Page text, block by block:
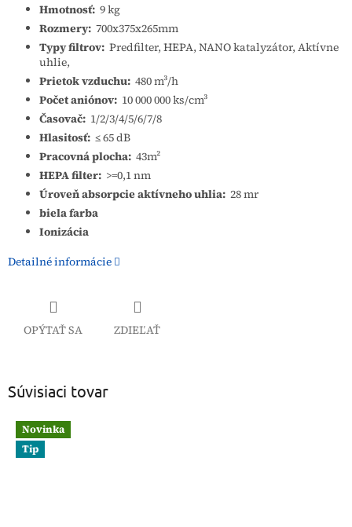
Hmotnosť: 9 kg
Rozmery: 700x375x265mm
Typy filtrov: Predfilter, HEPA, NANO katalyzátor, Aktívne
uhlie,
Prietok vzduchu: 480 m³/h
Počet aniónov: 10 000 000 ks/cm³
Časovač: 1/2/3/4/5/6/7/8
Hlasitosť: ≤ 65 dB
Pracovná plocha: 43m²
HEPA filter: >=0,1 nm
Úroveň absorpcie aktívneho uhlia: 28 mr
biela farba
Ionizácia
Detailné informácie
OPÝTAŤ SA ZDIEĽAŤ
Súvisiaci tovar
Novinka
Tip